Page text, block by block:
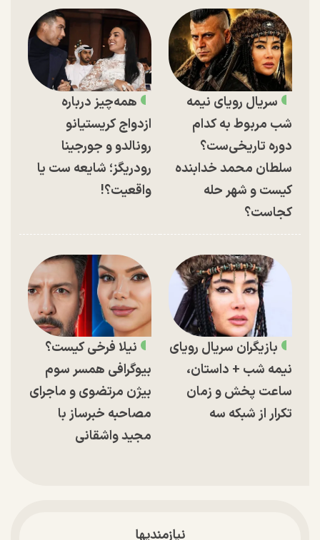
سریال رویای نیمه
شب مربوط به کدام
دوره تاریخی‌ست؟
سلطان محمد خدابنده
کیست و شهر حله
کجاست؟
همه‌چیز درباره
ازدواج کریستیانو
رونالدو و جورجینا
رودریگز؛ شایعه ست یا
واقعیت؟!
بازیگران سریال رویای
نیمه شب + داستان،
ساعت پخش و زمان
تکرار از شبکه سه
نیلا فرخی کیست؟
بیوگرافی همسر سوم
بیژن مرتضوی و ماجرای
مصاحبه خبرساز با
مجید واشقانی
نیازمندیها